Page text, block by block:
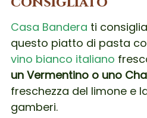
Casa Bandera ti
questo piatto di pasta
vino bianco italiano
un Vermentino o uno
freschezza del limone e
gamberi.